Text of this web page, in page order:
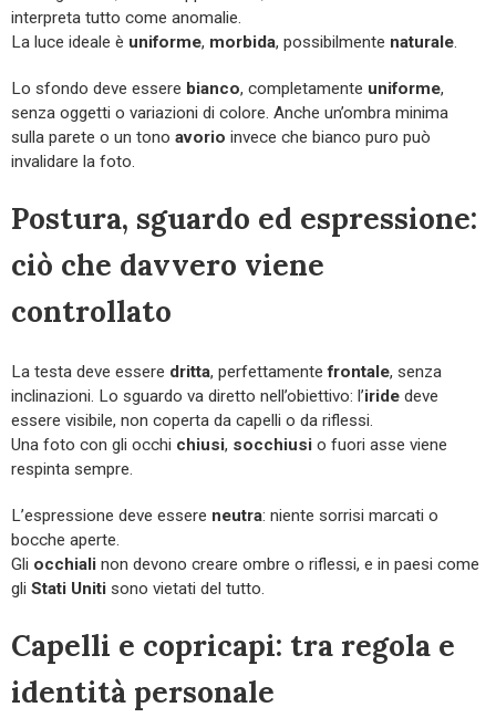
interpreta tutto come anomalie.
La luce ideale è uniforme, morbida, possibilmente naturale.
Lo sfondo deve essere bianco, completamente uniforme,
senza oggetti o variazioni di colore. Anche un’ombra minima
sulla parete o un tono avorio invece che bianco puro può
invalidare la foto.
Postura, sguardo ed espressione:
ciò che davvero viene
controllato
La testa deve essere dritta, perfettamentefrontale, senza
inclinazioni. Lo sguardo va diretto nell’obiettivo: l’iride deve
essere visibile, non coperta da capelli o da riflessi.
Una foto con gli occhi chiusi, socchiusi o fuori asse viene
respinta sempre.
L’espressione deve essere neutra: niente sorrisi marcati o
bocche aperte.
Gli occhiali non devono creare ombre o riflessi, e in paesi come
gli Stati Uniti sono vietati del tutto.
Capelli e copricapi: tra regola e
identità personale